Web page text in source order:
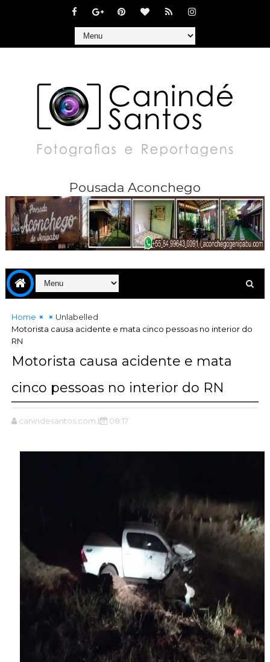
Pousada Aconchego
Home
Unlabelled
Motorista causa acidente e mata cinco pessoas no interior do
RN
Motorista causa acidente e mata
cinco pessoas no interior do RN
canindesantos.com.br 08:17